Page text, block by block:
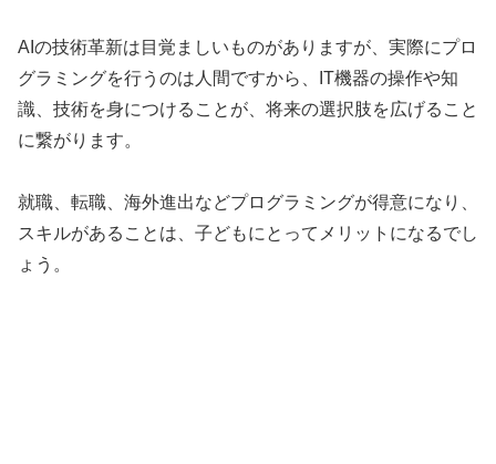
AIの技術革新は目覚ましいものがありますが、実際にプロ
グラミングを行うのは人間ですから、IT機器の操作や知
識、技術を身につけることが、将来の選択肢を広げること
に繋がります。
就職、転職、海外進出などプログラミングが得意になり、
スキルがあることは、子どもにとってメリットになるでし
ょう。